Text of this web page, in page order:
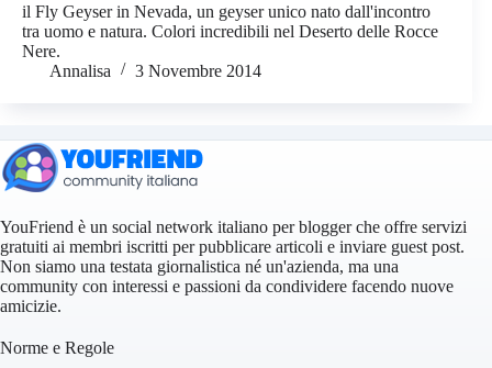
il Fly Geyser in Nevada, un geyser unico nato dall'incontro
tra uomo e natura. Colori incredibili nel Deserto delle Rocce
Nere.
Annalisa
3 Novembre 2014
YouFriend è un social network italiano per blogger che offre servizi
gratuiti ai membri iscritti per pubblicare articoli e inviare guest post.
Non siamo una testata giornalistica né un'azienda, ma una
community con interessi e passioni da condividere facendo nuove
amicizie.
Norme e Regole